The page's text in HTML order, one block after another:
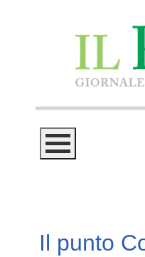
Il punto